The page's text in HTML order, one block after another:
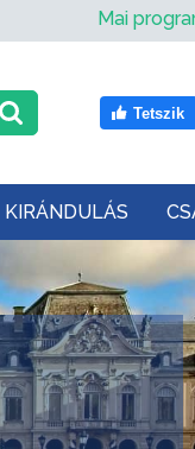
Mai
Tetszik
KIRÁNDULÁS